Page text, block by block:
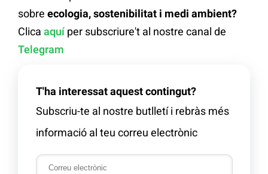
sobre ecologia, sostenibilitat i medi ambient?
Clica aquí per subscriure't al nostre canal de
Telegram
T'ha interessat aquest contingut?
Subscriu-te al nostre butlletí i rebràs més
informació al teu correu electrònic